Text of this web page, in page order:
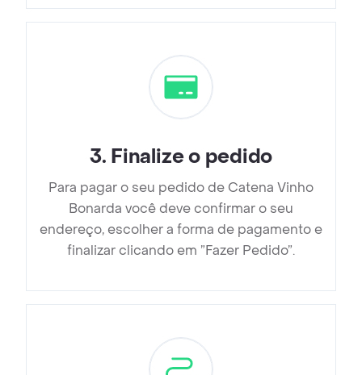
3. Finalize o pedido
Para pagar o seu pedido de Catena Vinho
Bonarda você deve confirmar o seu
endereço, escolher a forma de pagamento e
finalizar clicando em ”Fazer Pedido”.